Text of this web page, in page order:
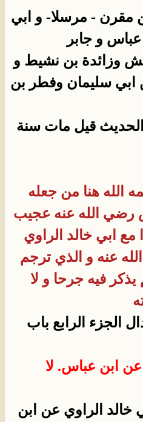
مقرن - مرسلا- و ابي
و جابر
وزائدة بن نشيط و
ابي سليمان وفطر بن
قيل مات سنة
الله هنا من جعله
رضي الله عنه عجيب
ابي خالد الراوي
عنه و الذي ترجم
فيه جرحا و لا
الجزء الرابع باب
عن ابن عباس. لا
خالد الراوي عن ابن